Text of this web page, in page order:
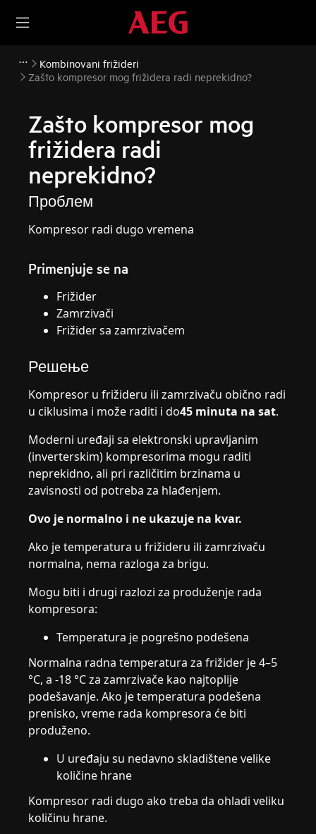
Kombinovani frižideri
Zašto kompresor mog frižidera radi neprekidno?
Zašto kompresor mog
frižidera radi
neprekidno?
Проблем
Kompresor radi dugo vremena
Primenjuje se na
Frižider
Zamrzivači
Frižider sa zamrzivačem
Решење
Kompresor u frižideru ili zamrzivaču obično radi
u ciklusima i može raditi i do45 minuta na sat.
Moderni uređaji sa elektronski upravljanim
(inverterskim) kompresorima mogu raditi
neprekidno, ali pri različitim brzinama u
zavisnosti od potreba za hlađenjem.
Ovo je normalno i ne ukazuje na kvar.
Ako je temperatura u frižideru ili zamrzivaču
normalna, nema razloga za brigu.
Mogu biti i drugi razlozi za produženje rada
kompresora:
Temperatura je pogrešno podešena
Normalna radna temperatura za frižider je 4–5
°C, a -18 °C za zamrzivače kao najtoplije
podešavanje. Ako je temperatura podešena
prenisko, vreme rada kompresora će biti
produženo.
U uređaju su nedavno skladištene velike
količine hrane
Kompresor radi dugo ako treba da ohladi veliku
količinu hrane.